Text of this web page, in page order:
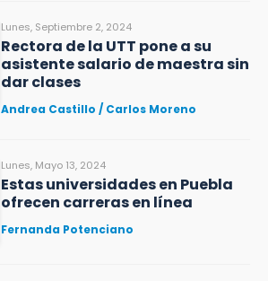
Lunes, Septiembre 2, 2024
Rectora de la UTT pone a su
asistente salario de maestra sin
dar clases
Andrea Castillo / Carlos Moreno
Lunes, Mayo 13, 2024
Estas universidades en Puebla
ofrecen carreras en línea
Fernanda Potenciano